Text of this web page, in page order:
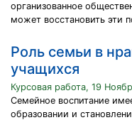
организованное
может восстановить эти
Роль семьи в
учащихся
Курсовая работа, 19
Семейное воспитание
образовании и